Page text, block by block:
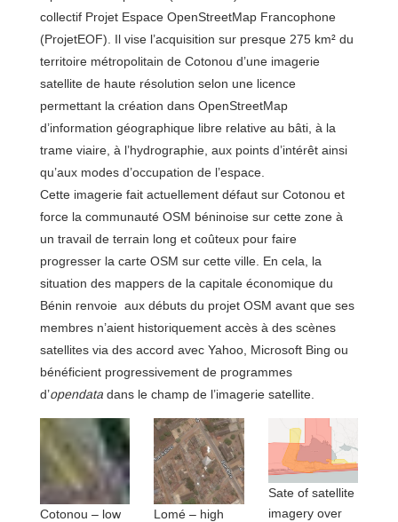
collectif Projet Espace OpenStreetMap Francophone
(ProjetEOF). Il vise l’acquisition sur presque 275 km² du
territoire métropolitain de Cotonou d’une imagerie
satellite de haute résolution selon une licence
permettant la création dans OpenStreetMap
d’information géographique libre relative au bâti, à la
trame viaire, à l’hydrographie, aux points d’intérêt ainsi
qu’aux modes d’occupation de l’espace.
Cette imagerie fait actuellement défaut sur Cotonou et
force la communauté OSM béninoise sur cette zone à
un travail de terrain long et coûteux pour faire
progresser la carte OSM sur cette ville. En cela, la
situation des mappers de la capitale économique du
Bénin renvoie aux débuts du projet OSM avant que ses
membres n’aient historiquement accès à des scènes
satellites via des accord avec Yahoo, Microsoft Bing ou
bénéficient progressivement de programmes
d’opendatadans le champ de l’imagerie satellite.
Cotonou – low
Lomé – high
Sate of satellite
imagery over